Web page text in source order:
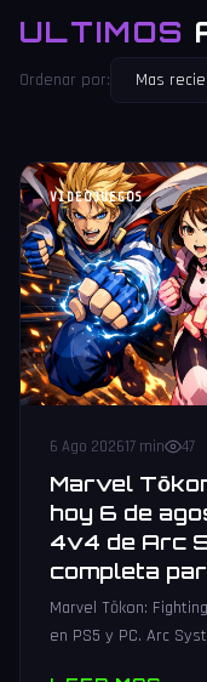
ULTIMOS
Ordenar por:
VIDEOJUEGOS
6 Ago 202617 min 47
Marvel
hoy 6 de
4v4 de Arc
completa
Marvel Tōkon:
en PS5 y PC. Arc